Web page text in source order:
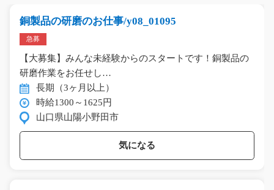
銅製品の研磨のお仕事/y08_01095
急募
【大募集】みんな未経験からのスタートです！銅製品の
研磨作業をお任せし…
長期（3ヶ月以上）
時給1300～1625円
山口県山陽小野田市
気になる